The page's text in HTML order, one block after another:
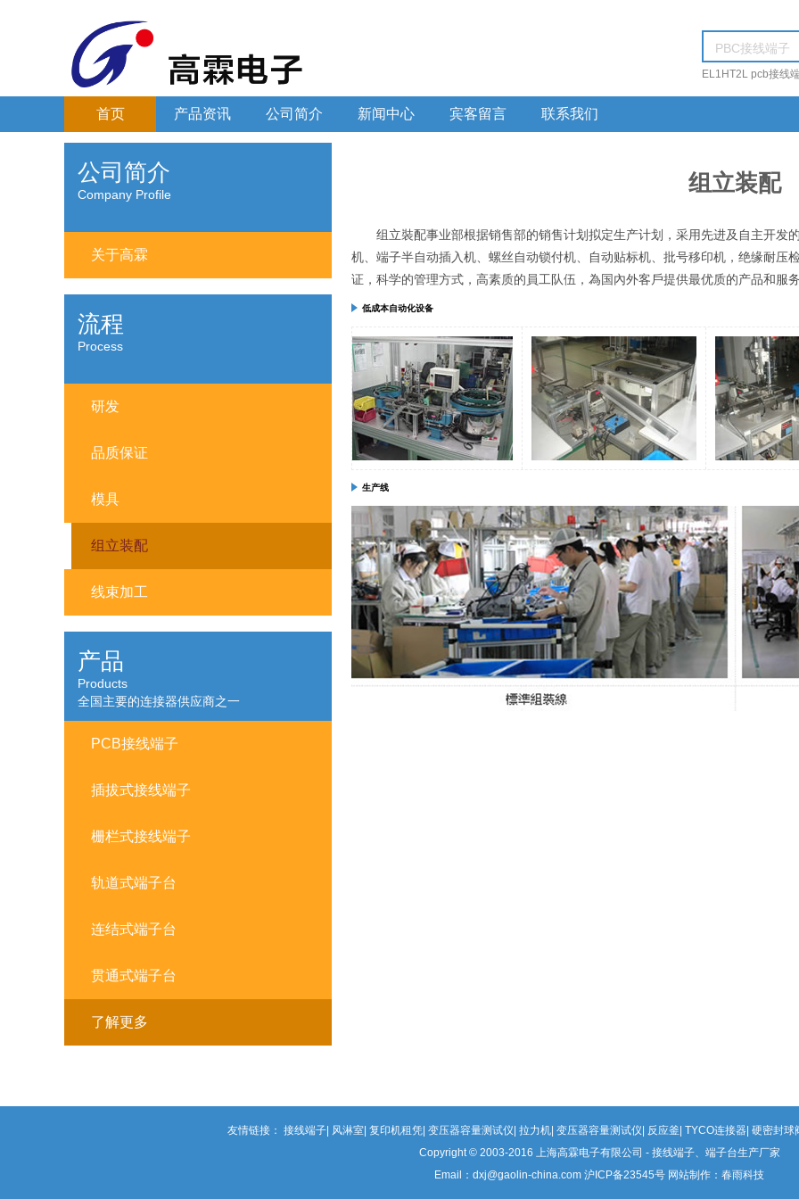
PBC接线端子
EL1HT2L pcb接线
首页 产品资讯 公司简介 新闻中心 宾客留言 联系我们
公司简介
Company Profile
关于高霖
流程
Process
研发
品质保证
模具
组立装配
线束加工
产品
Products
全国主要的连接器供应商之一
PCB接线端子
插拔式接线端子
栅栏式接线端子
轨道式端子台
连结式端子台
贯通式端子台
了解更多
组立装配
组立裝配事业部根据销售部的销售计划拟定生产计划，采用先进及自主开发
机、端子半自动插入机、螺丝自动锁付机、自动贴标机、批号移印机，绝缘耐压
证，科学的管理方式，高素质的員工队伍，為国內外客戶提供最优质的产品和服
低成本自动化设备
生产线
友情链接： 接线端子 风淋室 复印机租凭 变压器容量测试仪 拉力机 变压器容量测试仪 反应釜 TYCO连接器 硬密封球
Copyright © 2003-2016 上海高霖电子有限公司 - 接线端子、端子台生产厂家
Email：dxj@gaolin-china.com 沪ICP备23545号 网站制作：春雨科技